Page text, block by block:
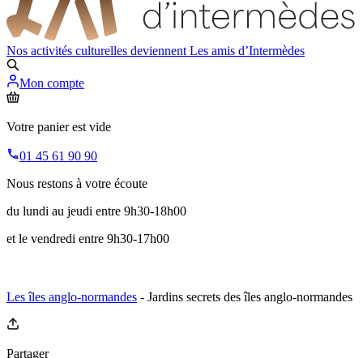
Nos activités culturelles deviennent Les amis d’Intermèdes
Mon compte
Votre panier est vide
01 45 61 90 90
Nous restons à votre écoute
du lundi au jeudi entre 9h30-18h00
et le vendredi entre 9h30-17h00
Les îles anglo-normandes - Jardins secrets des îles anglo-normandes
Partager